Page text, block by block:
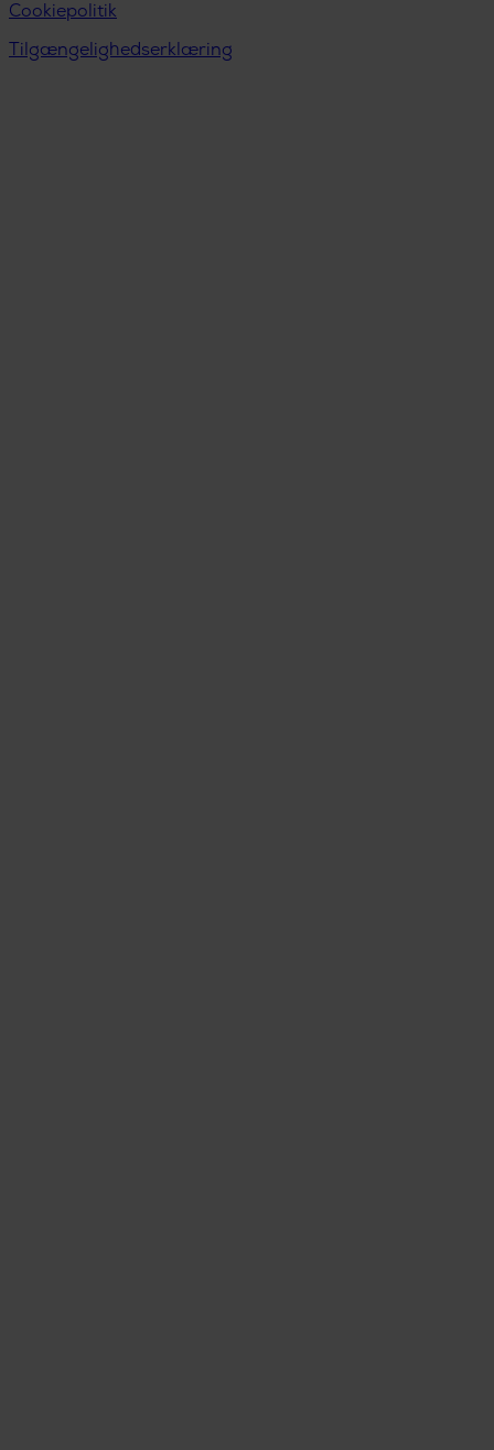
Cookiepolitik
Tilgængelighedserklæring